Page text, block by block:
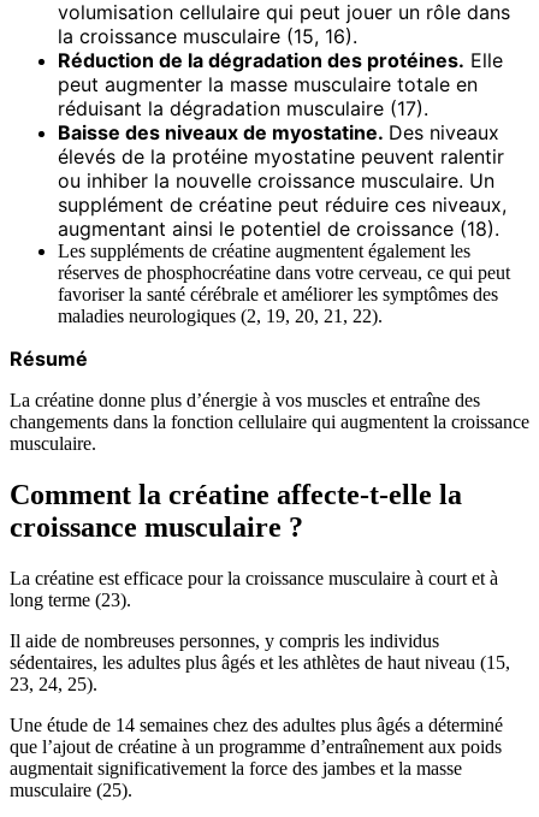
volumisation cellulaire qui peut jouer un rôle dans
la croissance musculaire (15, 16).
Réduction de la dégradation des protéines. Elle
peut augmenter la masse musculaire totale en
réduisant la dégradation musculaire (17).
Baisse des niveaux de myostatine. Des niveaux
élevés de la protéine myostatine peuvent ralentir
ou inhiber la nouvelle croissance musculaire. Un
supplément de créatine peut réduire ces niveaux,
augmentant ainsi le potentiel de croissance (18).
Les suppléments de créatine augmentent également les
réserves de phosphocréatine dans votre cerveau, ce qui peut
favoriser la santé cérébrale et améliorer les symptômes des
maladies neurologiques (2, 19, 20, 21, 22).
Résumé
La créatine donne plus d’énergie à vos muscles et entraîne des
changements dans la fonction cellulaire qui augmentent la croissance
musculaire.
Comment la créatine affecte-t-elle la
croissance musculaire ?
La créatine est efficace pour la croissance musculaire à court et à
long terme (23).
Il aide de nombreuses personnes, y compris les individus
sédentaires, les adultes plus âgés et les athlètes de haut niveau (15,
23, 24, 25).
Une étude de 14 semaines chez des adultes plus âgés a déterminé
que l’ajout de créatine à un programme d’entraînement aux poids
augmentait significativement la force des jambes et la masse
musculaire (25).